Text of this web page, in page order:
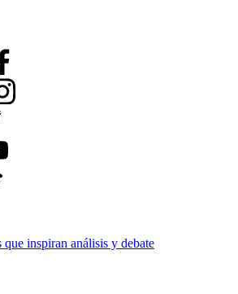
inspiran análisis y debate